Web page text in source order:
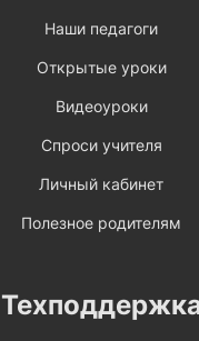
Наши педагоги
Открытые уроки
Видеоуроки
Спроси учителя
Личный кабинет
Полезное родителям